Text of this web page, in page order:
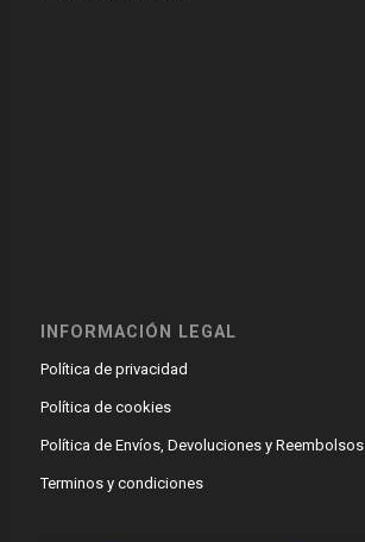
INFORMACIÓN LEGAL
Política de privacidad
Política de cookies
Política de Envíos, Devoluciones y Reembolsos
Terminos y condiciones